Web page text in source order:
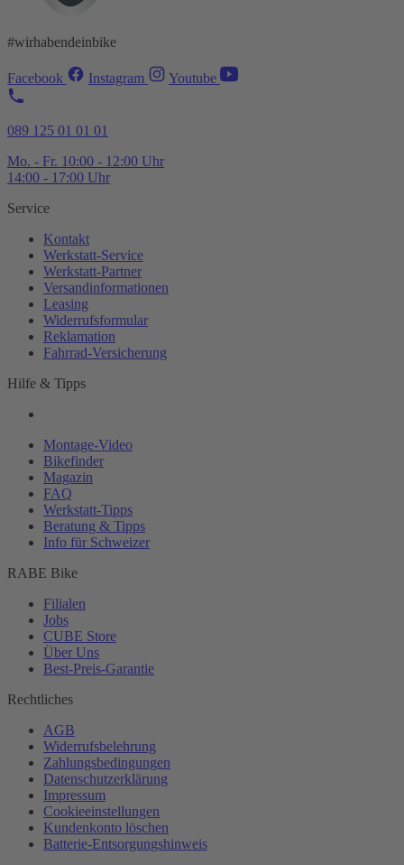
#wirhabendeinbike
Facebook Instagram Youtube
089 125 01 01 01
Mo. - Fr. 10:00 - 12:00 Uhr
14:00 - 17:00 Uhr
Service
Kontakt
Werkstatt-Service
Werkstatt-Partner
Versandinformationen
Leasing
Widerrufsformular
Reklamation
Fahrrad-Versicherung
Hilfe & Tipps
Montage-Video
Bikefinder
Magazin
FAQ
Werkstatt-Tipps
Beratung & Tipps
Info für Schweizer
RABE Bike
Filialen
Jobs
CUBE Store
Über Uns
Best-Preis-Garantie
Rechtliches
AGB
Widerrufsbelehrung
Zahlungsbedingungen
Datenschutzerklärung
Impressum
Cookieeinstellungen
Kundenkonto löschen
Batterie-Entsorgungshinweis